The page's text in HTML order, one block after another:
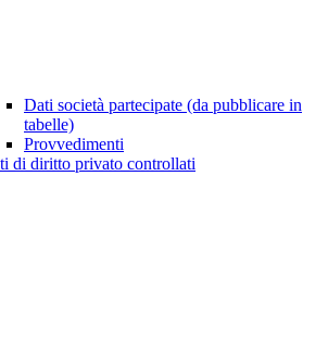
Dati società partecipate (da pubblicare in
tabelle)
Provvedimenti
di diritto privato controllati